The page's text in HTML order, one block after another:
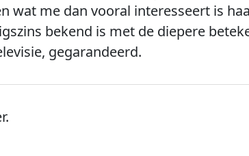
wat me dan vooral interesseert is
bekend is met de diepere
gegarandeerd.